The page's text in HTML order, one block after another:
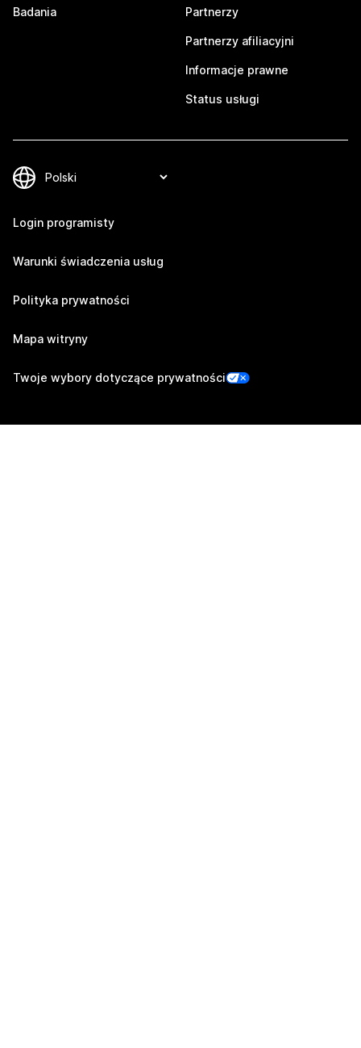
Badania Partnerzy
Partnerzy afiliacyjni
Informacje prawne
Status usługi
Login programisty
Warunki świadczenia usług
Polityka prywatności
Mapa witryny
Twoje wybory dotyczące prywatności